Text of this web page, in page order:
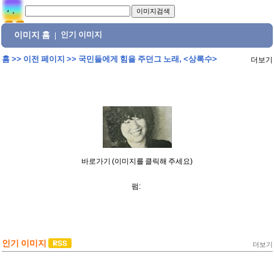
이미지 홈 인기 이미지
홈>> 이전 페이지 >> 국민들에게 힘을 주던그 노래, <상록수> 더보기
바로가기 (이미지를 클릭해 주세요)
펌:
인기 이미지 더보기